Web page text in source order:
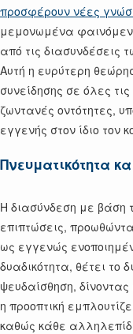
προσφέρουν νέες
μεμονωμένα
από τις διασυνδέσεις
Αυτή η ευρύτερη
συνείδησης σε όλες
ζωντανές οντότητες,
εγγενής στον ίδιο τον
Πνευματικότητα
Η διασύνδεση με βάση
επιπτώσεις,
ως εγγενώς
δυαδικότητα, θέτει το
ψευδαίσθηση,
η προοπτική
καθώς κάθε